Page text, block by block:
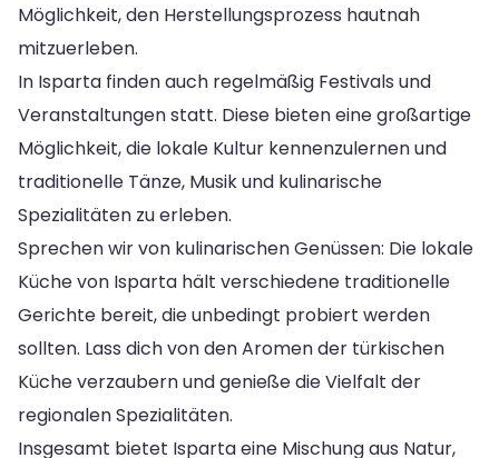
Möglichkeit, den Herstellungsprozess hautnah
mitzuerleben.
In Isparta finden auch regelmäßig Festivals und
Veranstaltungen statt. Diese bieten eine großartige
Möglichkeit, die lokale Kultur kennenzulernen und
traditionelle Tänze, Musik und kulinarische
Spezialitäten zu erleben.
Sprechen wir von kulinarischen Genüssen: Die lokale
Küche von Isparta hält verschiedene traditionelle
Gerichte bereit, die unbedingt probiert werden
sollten. Lass dich von den Aromen der türkischen
Küche verzaubern und genieße die Vielfalt der
regionalen Spezialitäten.
Insgesamt bietet Isparta eine Mischung aus Natur,